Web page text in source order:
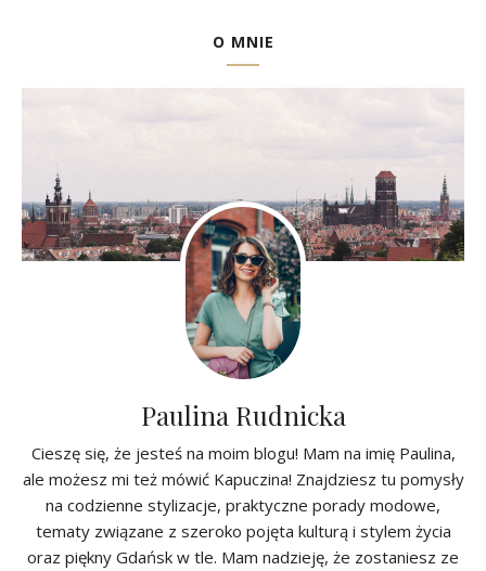
O MNIE
Paulina Rudnicka
Cieszę się, że jesteś na moim blogu! Mam na imię Paulina,
ale możesz mi też mówić Kapuczina! Znajdziesz tu pomysły
na codzienne stylizacje, praktyczne porady modowe,
tematy związane z szeroko pojęta kulturą i stylem życia
oraz piękny Gdańsk w tle. Mam nadzieję, że zostaniesz ze